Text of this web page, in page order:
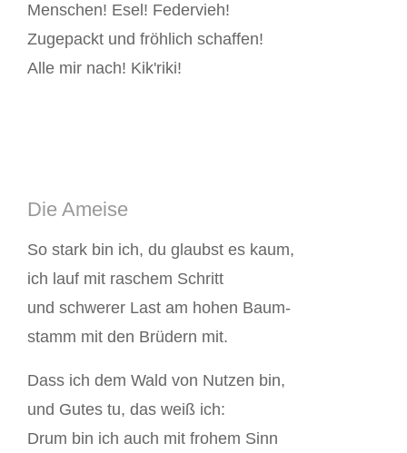
Menschen! Esel! Federvieh!
Zugepackt und fröhlich schaffen!
Alle mir nach! Kik'riki!
Die Ameise
So stark bin ich, du glaubst es kaum,
ich lauf mit raschem Schritt
und schwerer Last am hohen Baum-
stamm mit den Brüdern mit.
Dass ich dem Wald von Nutzen bin,
und Gutes tu, das weiß ich:
Drum bin ich auch mit frohem Sinn